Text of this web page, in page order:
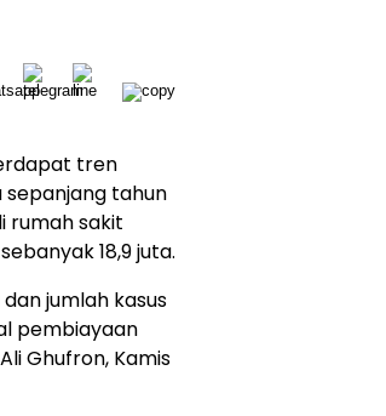
tren
tahun
rumah sakit
18,9 juta.
jumlah kasus
pembiayaan
Ghufron, Kamis